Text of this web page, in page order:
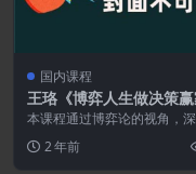
国内课程
王珞《博弈人生做决策赢
本课程通过博弈论的视角，
涵盖从选择与错觉到双...
2 年前